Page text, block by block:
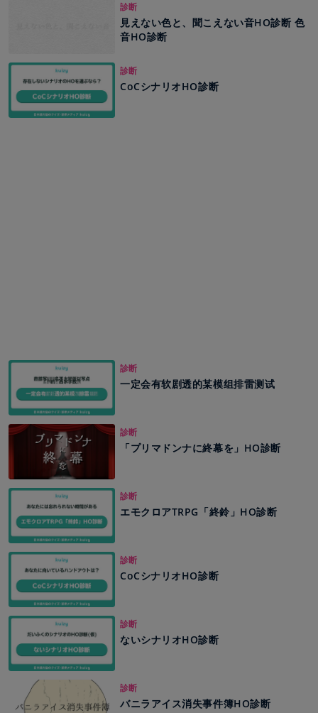
診断
見えない色と、聞こえない音HO診断 色
音HO診断
診断
CoCシナリオHO診断
診断
一定会有软剧透的某模组排雷测试
診断
「プリマドンナに終幕を」HO診断
診断
エモクロアTRPG「終鈴」HO診断
診断
CoCシナリオHO診断
診断
ないシナリオHO診断
診断
バニラアイス消失事件簿HO診断